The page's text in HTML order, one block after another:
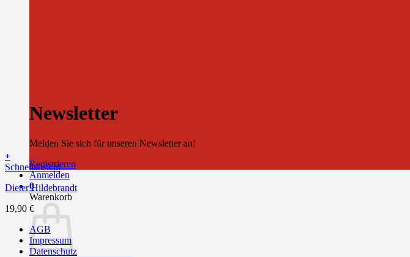
Newsletter
Melden Sie sich für unseren Newsletter an!
Registrieren
Anmelden
0
Warenkorb
+
Schnellansicht
Dieter Hildebrandt
19,90 €
AGB
Impressum
Datenschutz